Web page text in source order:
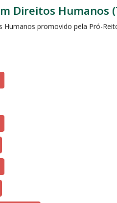
Direitos Humanos
promovido pela Pró-